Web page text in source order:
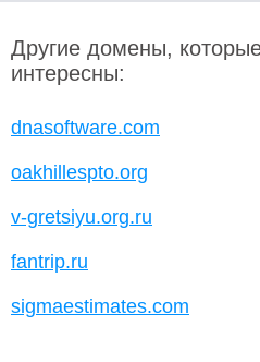
Другие домены,
интересны:
dnasoftware.com
oakhillespto.org
v-gretsiyu.org.ru
fantrip.ru
sigmaestimates.com